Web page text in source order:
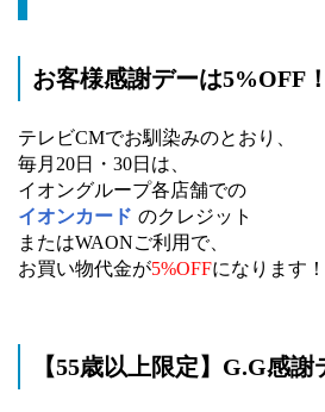
お客様感謝デーは5%OFF！
テレビCMでお馴染みのとおり、
毎月20日・30日は、
イオングループ各店舗での
イオンカード のクレジット
またはWAONご利用で、
お買い物代金が5%OFFになります！
【55歳以上限定】G.G感謝